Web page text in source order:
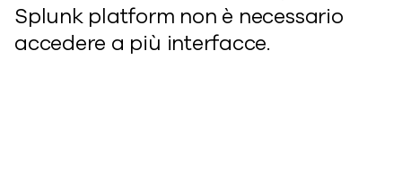
Splunk platform non è necessario
accedere a più interfacce.